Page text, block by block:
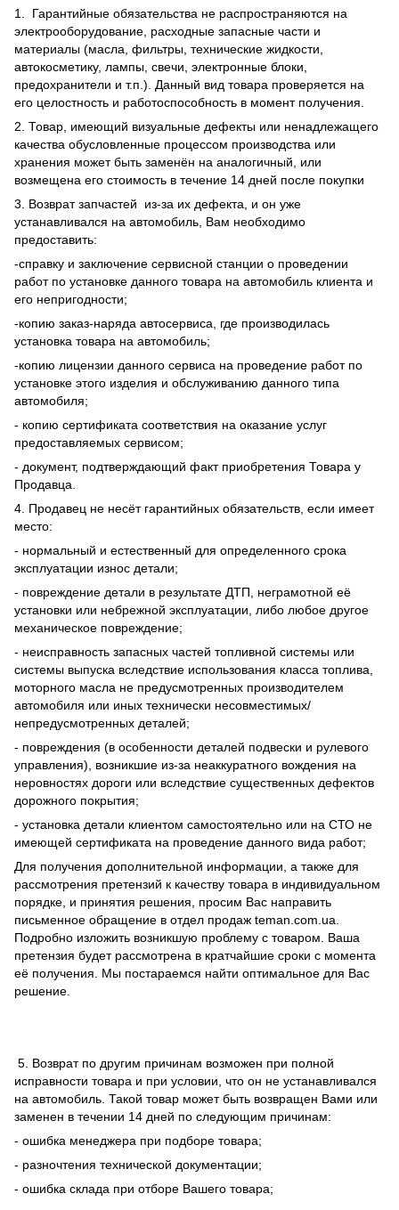
1. Гарантийные обязательства не распространяются на
электрооборудование, расходные запасные части и
материалы (масла, фильтры, технические жидкости,
автокосметику, лампы, свечи, электронные блоки,
предохранители и т.п.). Данный вид товара проверяется на
его целостность и работоспособность в момент получения.
2. Товар, имеющий визуальные дефекты или ненадлежащего
качества обусловленные процессом производства или
хранения может быть заменён на аналогичный, или
возмещена его стоимость в течение 14 дней после покупки
3. Возврат запчастей из-за их дефекта, и он уже
устанавливался на автомобиль, Вам необходимо
предоставить:
-справку и заключение сервисной станции о проведении
работ по установке данного товара на автомобиль клиента и
его непригодности;
-копию заказ-наряда автосервиса, где производилась
установка товара на автомобиль;
-копию лицензии данного сервиса на проведение работ по
установке этого изделия и обслуживанию данного типа
автомобиля;
- копию сертификата соответствия на оказание услуг
предоставляемых сервисом;
- документ, подтверждающий факт приобретения Товара у
Продавца.
4. Продавец не несёт гарантийных обязательств, если имеет
место:
- нормальный и естественный для определенного срока
эксплуатации износ детали;
- повреждение детали в результате ДТП, неграмотной её
установки или небрежной эксплуатации, либо любое другое
механическое повреждение;
- неисправность запасных частей топливной системы или
системы выпуска вследствие использования класса топлива,
моторного масла не предусмотренных производителем
автомобиля или иных технически несовместимых/
непредусмотренных деталей;
- повреждения (в особенности деталей подвески и рулевого
управления), возникшие из-за неаккуратного вождения на
неровностях дороги или вследствие существенных дефектов
дорожного покрытия;
- установка детали клиентом самостоятельно или на СТО не
имеющей сертификата на проведение данного вида работ;
Для получения дополнительной информации, а также для
рассмотрения претензий к качеству товара в индивидуальном
порядке, и принятия решения, просим Вас направить
письменное обращение в отдел продаж teman.com.ua.
Подробно изложить возникшую проблему с товаром. Ваша
претензия будет рассмотрена в кратчайшие сроки с момента
её получения. Мы постараемся найти оптимальное для Вас
решение.
5. Возврат по другим причинам возможен при полной
исправности товара и при условии, что он не устанавливался
на автомобиль. Такой товар может быть возвращен Вами или
заменен в течении 14 дней по следующим причинам:
- ошибка менеджера при подборе товара;
- разночтения технической документации;
- ошибка склада при отборе Вашего товара;